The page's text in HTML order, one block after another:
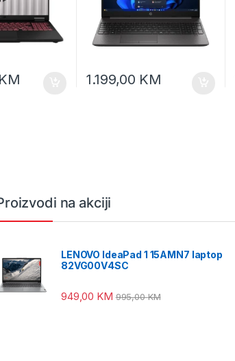
KM 1.199,00 KM
na akciji
LENOVO IdeaPad 1 15AMN7 laptop
82VG00V4SC
949,00 KM 995,00KM